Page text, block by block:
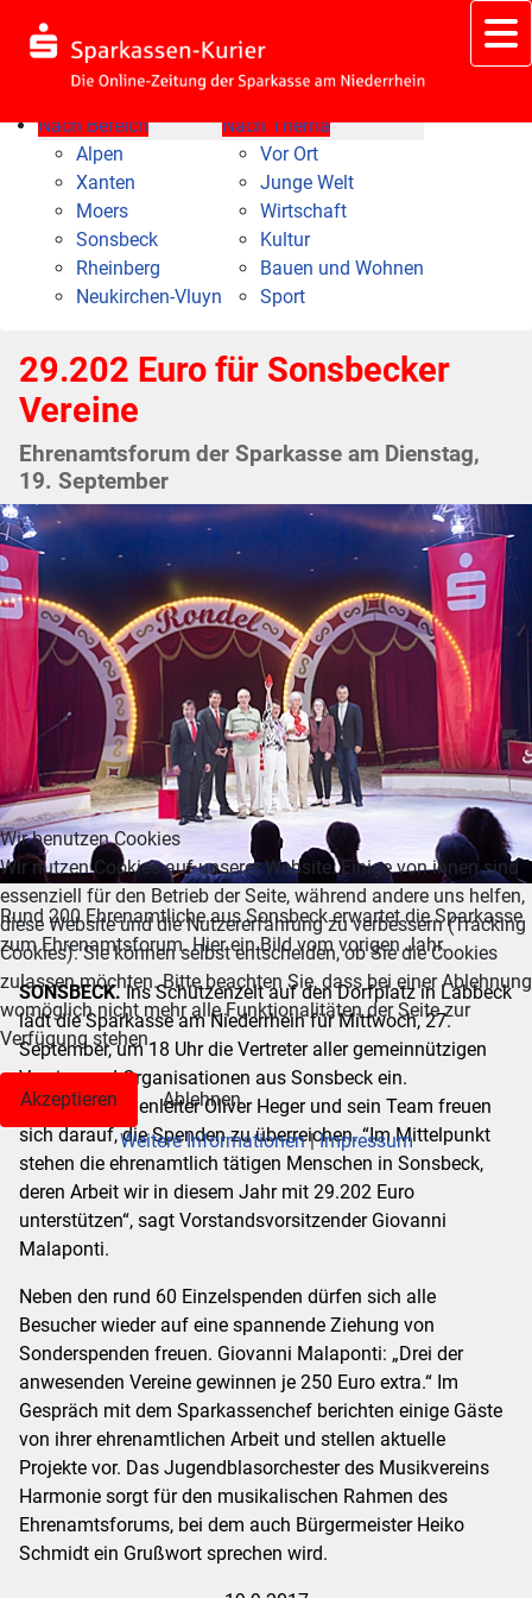
Nach Bereich
Alpen
Xanten
Moers
Sonsbeck
Rheinberg
Neukirchen-Vluyn
Nach Thema
Vor Ort
Junge Welt
Wirtschaft
Kultur
Bauen und Wohnen
Sport
29.202 Euro für Sonsbecker
Vereine
Ehrenamtsforum der Sparkasse am Dienstag,
19. September
Rund 200 Ehrenamtliche aus Sonsbeck erwartet die Sparkasse
zum Ehrenamtsforum. Hier ein Bild vom vorigen Jahr.
SONSBECK.Ins Schützenzelt auf den Dorfplatz in Labbeck
lädt die Sparkasse am Niederrhein für Mittwoch, 27.
September, um 18 Uhr die Vertreter aller gemeinnützigen
Vereine und Organisationen aus Sonsbeck ein.
Geschäftsstellenleiter Oliver Heger und sein Team freuen
sich darauf, die Spenden zu überreichen. “Im Mittelpunkt
stehen die ehrenamtlich tätigen Menschen in Sonsbeck,
deren Arbeit wir in diesem Jahr mit 29.202 Euro
unterstützen“, sagt Vorstandsvorsitzender Giovanni
Malaponti.
Neben den rund 60 Einzelspenden dürfen sich alle
Besucher wieder auf eine spannende Ziehung von
Sonderspenden freuen. Giovanni Malaponti: „Drei der
anwesenden Vereine gewinnen je 250 Euro extra.“ Im
Gespräch mit dem Sparkassenchef berichten einige Gäste
von ihrer ehrenamtlichen Arbeit und stellen aktuelle
Projekte vor. Das Jugendblasorchester des Musikvereins
Harmonie sorgt für den musikalischen Rahmen des
Ehrenamtsforums, bei dem auch Bürgermeister Heiko
Schmidt ein Grußwort sprechen wird.
Wir benutzen Cookies
Wir nutzen Cookies auf unserer Website. Einige von ihnen sind
essenziell für den Betrieb der Seite, während andere uns helfen,
diese Website und die Nutzererfahrung zu verbessern (Tracking
Cookies). Sie können selbst entscheiden, ob Sie die Cookies
zulassen möchten. Bitte beachten Sie, dass bei einer Ablehnung
womöglich nicht mehr alle Funktionalitäten der Seite zur
Verfügung stehen.
Akzeptieren
Ablehnen
Weitere Informationen|Impressum